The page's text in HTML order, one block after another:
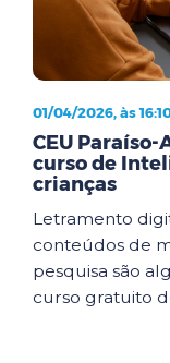
01/04/2026, às
CEU
curso de
crianças
Letramento
conteúdos de
pesquisa são
curso gratuito